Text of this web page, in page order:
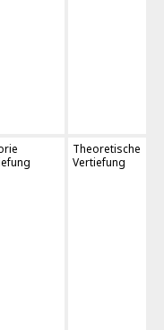
Theoretische
Vertiefung